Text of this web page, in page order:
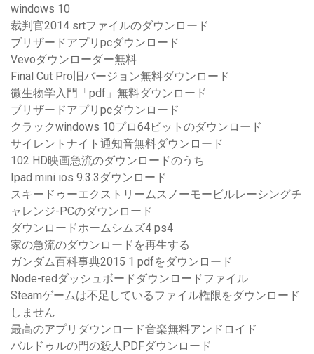
windows 10
裁判官2014 srtファイルのダウンロード
ブリザードアプリpcダウンロード
Vevoダウンローダー無料
Final Cut Pro旧バージョン無料ダウンロード
微生物学入門「pdf」無料ダウンロード
ブリザードアプリpcダウンロード
クラックwindows 10プロ64ビットのダウンロード
サイレントナイト通知音無料ダウンロード
102 HD映画急流のダウンロードのうち
Ipad mini ios 9.3.3ダウンロード
スキードゥーエクストリームスノーモービルレーシングチ
ャレンジ-PCのダウンロード
ダウンロードホームシムズ4 ps4
家の急流のダウンロードを再生する
ガンダム百科事典2015​​ 1 pdfをダウンロード
Node-redダッシュボードダウンロードファイル
Steamゲームは不足しているファイル権限をダウンロード
しません
最高のアプリダウンロード音楽無料アンドロイド
バルドゥルの門の殺人PDFダウンロード